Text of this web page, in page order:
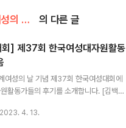
3.8 세계여성의 날 기념 한국여성대회/제37회 한국여성대회(2022) 의 다른 글
] 제37회 한국여성대자원활동
성의 날 기념 제37회 한국여성대회에
활동가들의 후기를 소개합니다. [김백정
즘 동지가 생겼다는 기쁨에 가슴 깊이 행
2023. 4. 13.